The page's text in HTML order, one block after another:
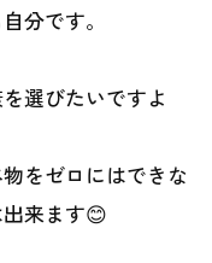
分です。
選びたいですよ
をゼロにはできな
来ます😊